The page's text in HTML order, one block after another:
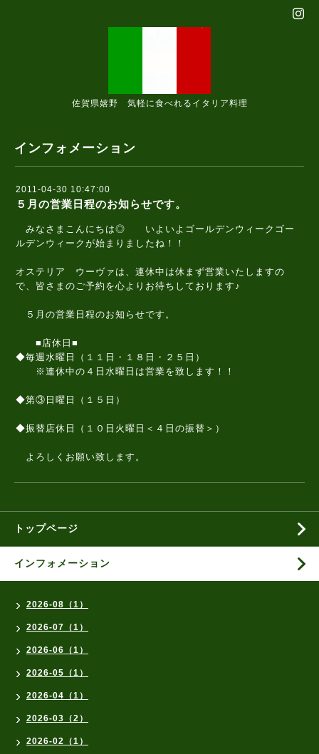
佐賀県嬉野 気軽に食べれるイタリア料理
インフォメーション
2011-04-30 10:47:00
５月の営業日程のお知らせです。
みなさまこんにちは◎ いよいよゴールデンウィークゴー
ルデンウィークが始まりましたね！！
オステリア ウーヴァは、連休中は休まず営業いたしますの
で、皆さまのご予約を心よりお待ちしております♪
５月の営業日程のお知らせです。
■店休日■
◆毎週水曜日（１１日・１８日・２５日）
※連休中の４日水曜日は営業を致します！！
◆第③日曜日（１５日）
◆振替店休日（１０日火曜日＜４日の振替＞）
よろしくお願い致します。
トップページ
インフォメーション
2026-08（1）
2026-07（1）
2026-06（1）
2026-05（1）
2026-04（1）
2026-03（2）
2026-02（1）